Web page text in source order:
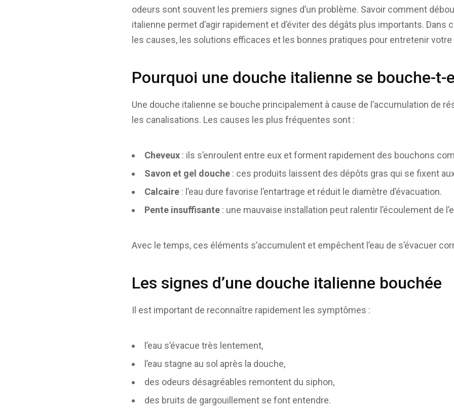
odeurs sont souvent les premiers signes d’un problème. Savoir comment
italienne permet d’agir rapidement et d’éviter des dégâts plus importants. Dans
les causes, les solutions efficaces et les bonnes pratiques pour entretenir
Pourquoi une douche italienne se bouche-t-
Une douche italienne se bouche principalement à cause de l’accumulation de
les canalisations. Les causes les plus fréquentes sont :
Cheveux : ils s’enroulent entre eux et forment rapidement des bouchons
Savon et gel douche : ces produits laissent des dépôts gras qui se fixent
Calcaire : l’eau dure favorise l’entartrage et réduit le diamètre d’évacuation.
Pente insuffisante : une mauvaise installation peut ralentir l’écoulement de
Avec le temps, ces éléments s’accumulent et empêchent l’eau de s’évacuer
Les signes d’une douche italienne bouchée
Il est important de reconnaître rapidement les symptômes :
l’eau s’évacue très lentement,
l’eau stagne au sol après la douche,
des odeurs désagréables remontent du siphon,
des bruits de gargouillement se font entendre.